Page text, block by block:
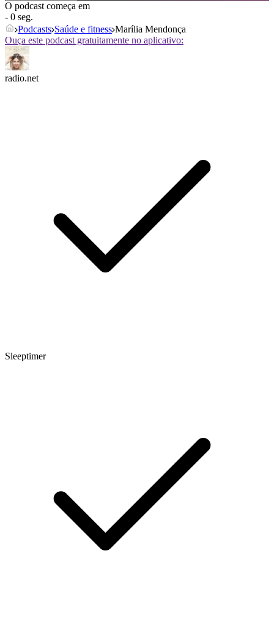
O podcast começa em
- 0 seg.
Podcasts Saúde e fitness Marília Mendonça
Ouça este podcast gratuitamente no aplicativo:
radio.net
Sleeptimer